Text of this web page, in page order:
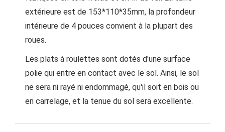
extérieure est de 153*110*35mm, la profondeur
intérieure de 4 pouces convient à la plupart des
roues.
Les plats à roulettes sont dotés d'une surface
polie qui entre en contact avec le sol. Ainsi, le sol
ne sera ni rayé ni endommagé, qu'il soit en bois ou
en carrelage, et la tenue du sol sera excellente.